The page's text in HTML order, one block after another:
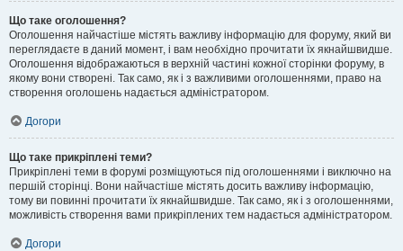
Що таке оголошення?
Оголошення найчастіше містять важливу інформацію для форуму, який ви
переглядаєте в даний момент, і вам необхідно прочитати їх якнайшвидше.
Оголошення відображаються в верхній частині кожної сторінки форуму, в
якому вони створені. Так само, як і з важливими оголошеннями, право на
створення оголошень надається адміністратором.
Догори
Що таке прикріплені теми?
Прикріплені теми в форумі розміщуються під оголошеннями і виключно на
першій сторінці. Вони найчастіше містять досить важливу інформацію,
тому ви повинні прочитати їх якнайшвидше. Так само, як і з оголошеннями,
можливість створення вами прикріплених тем надається адміністратором.
Догори